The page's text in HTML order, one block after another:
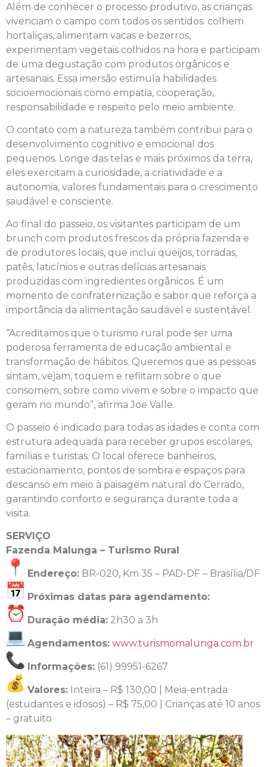
Além de conhecer o processo produtivo, as crianças
vivenciam o campo com todos os sentidos: colhem
hortaliças, alimentam vacas e bezerros,
experimentam vegetais colhidos na hora e participam
de uma degustação com produtos orgânicos e
artesanais. Essa imersão estimula habilidades
socioemocionais como empatia, cooperação,
responsabilidade e respeito pelo meio ambiente.
O contato com a natureza também contribui para o
desenvolvimento cognitivo e emocional dos
pequenos. Longe das telas e mais próximos da terra,
eles exercitam a curiosidade, a criatividade e a
autonomia, valores fundamentais para o crescimento
saudável e consciente.
Ao final do passeio, os visitantes participam de um
brunch com produtos frescos da própria fazenda e
de produtores locais, que inclui queijos, torradas,
patês, laticínios e outras delícias artesanais
produzidas com ingredientes orgânicos. É um
momento de confraternização e sabor que reforça a
importância da alimentação saudável e sustentável.
“Acreditamos que o turismo rural pode ser uma
poderosa ferramenta de educação ambiental e
transformação de hábitos. Queremos que as pessoas
sintam, vejam, toquem e reflitam sobre o que
consomem, sobre como vivem e sobre o impacto que
geram no mundo”, afirma Joe Valle.
O passeio é indicado para todas as idades e conta com
estrutura adequada para receber grupos escolares,
famílias e turistas. O local oferece banheiros,
estacionamento, pontos de sombra e espaços para
descanso em meio à paisagem natural do Cerrado,
garantindo conforto e segurança durante toda a
visita.
SERVIÇO
Fazenda Malunga – Turismo Rural
Endereço: BR-020, Km 35 – PAD-DF – Brasília/DF
Próximas datas para agendamento:
Duração média: 2h30 a 3h
Agendamentos: www.turismomalunga.com.br
Informações: (61) 99951-6267
Valores: Inteira – R$ 130,00 | Meia-entrada
(estudantes e idosos) – R$ 75,00 | Crianças até 10 anos
– gratuito